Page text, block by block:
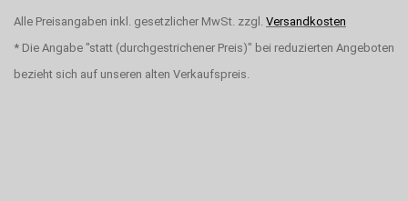
Alle Preisangaben inkl. gesetzlicher MwSt. zzgl. Versandkosten
* Die Angabe "statt (durchgestrichener Preis)" bei reduzierten Angeboten
bezieht sich auf unseren alten Verkaufspreis.